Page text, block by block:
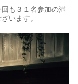
も３１名参加の満
います。